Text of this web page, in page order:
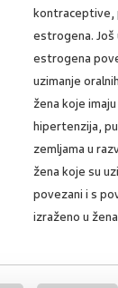
kontraceptive,
estrogena. Još
estrogena
uzimanje
žena koje
hipertenzija,
zemljama u
žena koje su
povezani i s
izraženo u